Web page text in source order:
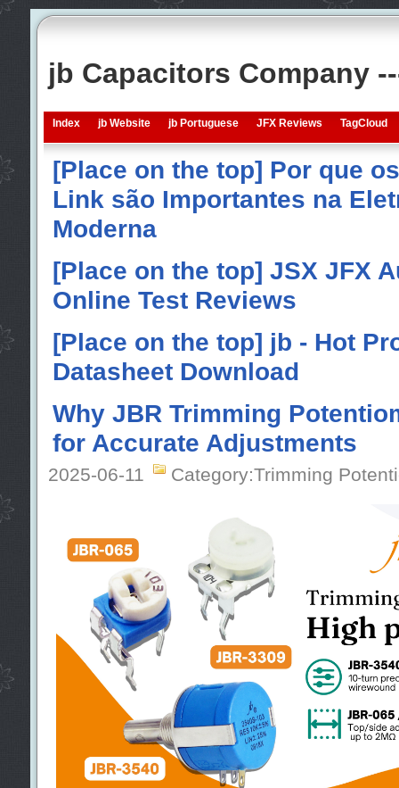
jb Capacitors Company
Index jb Website jb Portuguese JFX Reviews TagCloud
[Place on the top] Por que
Link são Importantes na
Moderna
[Place on the top] JSX JFX
Online Test Reviews
[Place on the top] jb - Hot
Datasheet Download
Why JBR Trimming
for Accurate Adjustments
2025-06-11 Category:Trimming